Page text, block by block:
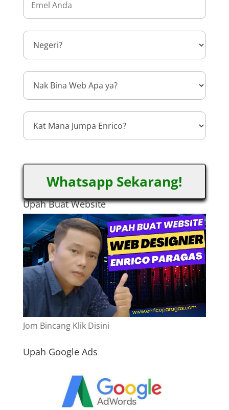
Whatsapp Sekarang!
Upah Buat Website
Jom Bincang Klik Disini
Upah Google Ads